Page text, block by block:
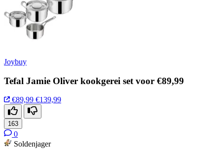
Joybuy
Tefal Jamie Oliver kookgerei set voor €89,99
€89,99 €139,99
163
0
Soldenjager